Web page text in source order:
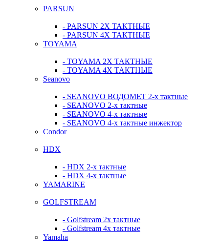
PARSUN
- PARSUN 2Х ТАКТНЫЕ
- PARSUN 4Х ТАКТНЫЕ
TOYAMA
- TOYAMA 2Х ТАКТНЫЕ
- TOYAMA 4Х ТАКТНЫЕ
Seanovo
- SEANOVO ВОДОМЕТ 2-х тактные
- SEANOVO 2-х тактные
- SEANOVO 4-х тактные
- SEANOVO 4-х тактные инжектор
Condor
HDX
- HDX 2-х тактные
- HDX 4-х тактные
YAMARINE
GOLFSTREAM
- Golfstream 2х тактные
- Golfstream 4х тактные
Yamaha